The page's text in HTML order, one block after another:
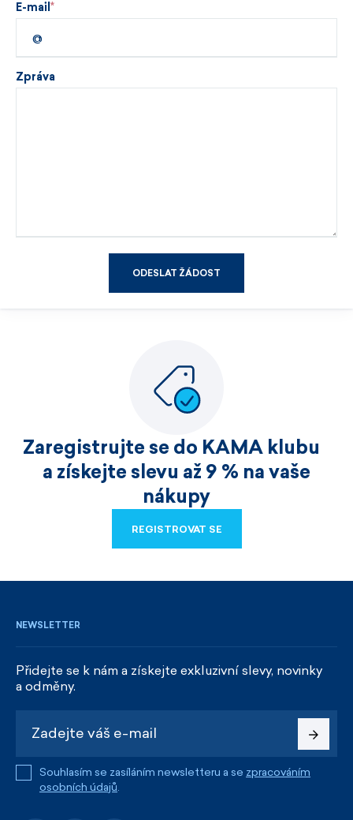
E-mail
Zpráva
ODESLAT ŽÁDOST
Zaregistrujte se do KAMA klubu
a získejte slevu až 9 % na vaše
nákupy
REGISTROVAT SE
NEWSLETTER
Přidejte se k nám a získejte exkluzivní slevy, novinky
a odměny.
Souhlasím se zasíláním newsletteru a se zpracováním
osobních údajů.